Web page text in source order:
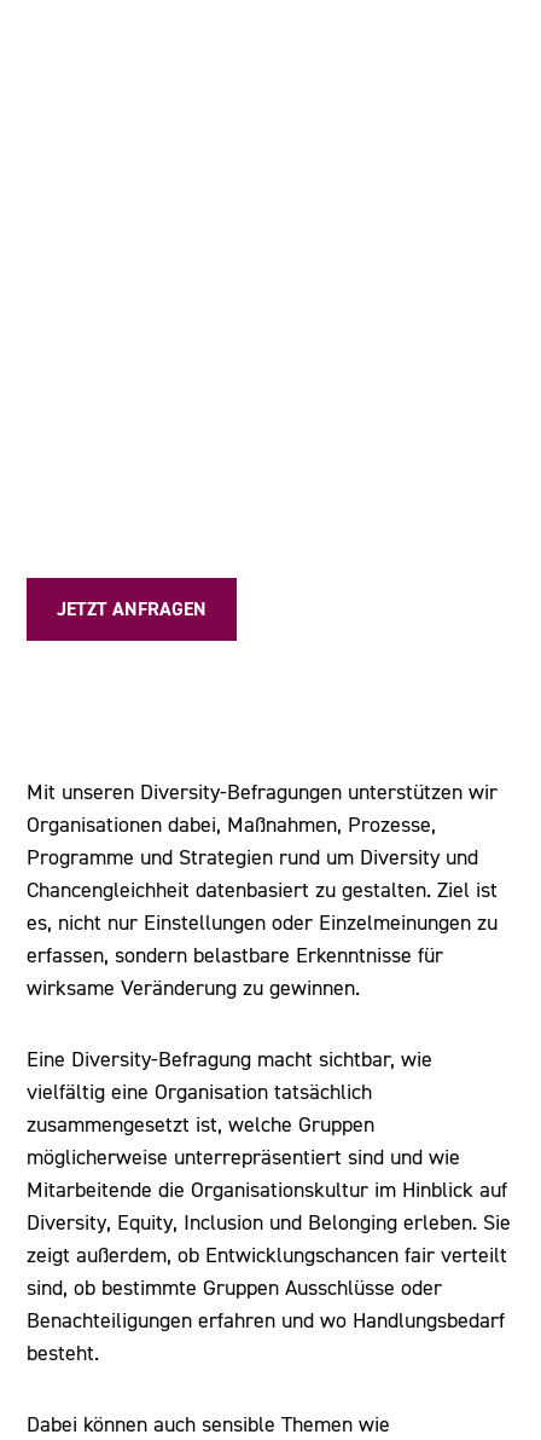
JETZT ANFRAGEN
Mit unseren Diversity-Befragungen unterstützen wir
Organisationen dabei, Maßnahmen, Prozesse,
Programme und Strategien rund um Diversity und
Chancengleichheit datenbasiert zu gestalten. Ziel ist
es, nicht nur Einstellungen oder Einzelmeinungen zu
erfassen, sondern belastbare Erkenntnisse für
wirksame Veränderung zu gewinnen.
Eine Diversity-Befragung macht sichtbar, wie
vielfältig eine Organisation tatsächlich
zusammengesetzt ist, welche Gruppen
möglicherweise unterrepräsentiert sind und wie
Mitarbeitende die Organisationskultur im Hinblick auf
Diversity, Equity, Inclusion und Belonging erleben. Sie
zeigt außerdem, ob Entwicklungschancen fair verteilt
sind, ob bestimmte Gruppen Ausschlüsse oder
Benachteiligungen erfahren und wo Handlungsbedarf
besteht.
Dabei können auch sensible Themen wie